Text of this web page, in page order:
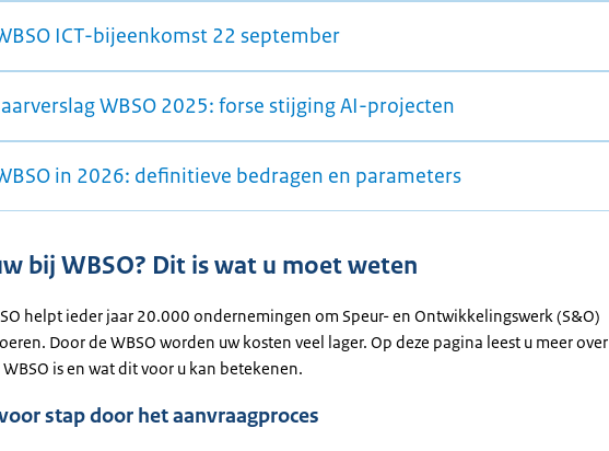
ICT-bijeenkomst 22 september
WBSO 2025: forse stijging AI-projecten
in 2026: definitieve bedragen en parameters
bij WBSO? Dit is wat u moet weten
helpt ieder jaar 20.000 ondernemingen om Speur- en Ontwikkelingswerk (S&O)
Door de WBSO worden uw kosten veel lager. Op deze pagina leest u meer over
is en wat dit voor u kan betekenen.
stap door het aanvraagproces